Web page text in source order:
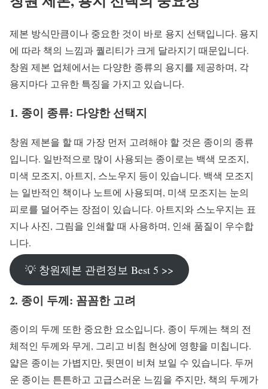
제본 방식만큼이나 중요한 것이 바로 용지 선택입니다. 용지
에 따라 책의 느낌과 퀄리티가 크게 달라지기 때문입니다.
창원 제본 업체에서는 다양한 종류의 용지를 제공하며, 각
용지마다 고유한 특징을 가지고 있습니다.
1. 종이 종류: 다양한 선택지
창원 제본을 할 때 가장 먼저 고려해야 할 것은 종이의 종류
입니다. 일반적으로 많이 사용되는 종이로는 백색 모조지,
미색 모조지, 아트지, 스노우지 등이 있습니다. 백색 모조지
는 일반적인 책이나 노트에 사용되며, 미색 모조지는 눈의
피로를 덜어주는 장점이 있습니다. 아트지와 스노우지는 표
지나 사진, 그림을 인쇄할 때 사용하며, 인쇄 품질이 우수합
니다.
💡 창원제본 관련정보 Best 5 >>
2. 종이 두께: 꼼꼼한 고려
종이의 두께 또한 중요한 요소입니다. 종이 두께는 책의 전
체적인 두께와 무게, 그리고 비침 현상에 영향을 미칩니다.
얇은 종이는 가볍지만, 뒷면이 비쳐 보일 수 있습니다. 두꺼
운 종이는 튼튼하고 고급스러운 느낌을 주지만, 책의 두께가